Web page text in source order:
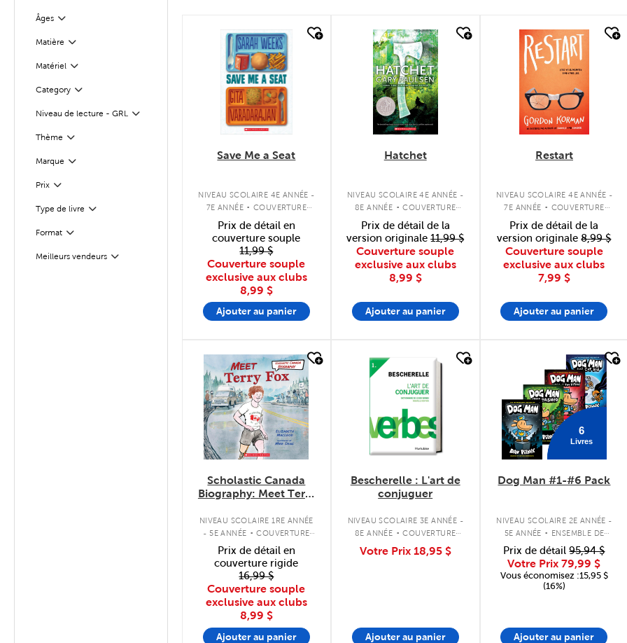
Âges
Filter
Matière
Filter
Matériel
Filter
CategoryFilter
Sélectionnés
Niveau de lecture - GRL
Filter
Thème
Filter
Marque
Filter
PrixFilter
Sélectionnés
Type de livre
Filter
Format
Filter
Meilleurs vendeurs
Filter
quick look
Save Me a Seat
NIVEAU SCOLAIRE 4E ANNÉE -
7E ANNÉE . COUVERTURE
SOUPLE
Prix de détail en
couverture souple
11,99 $
Couverture souple
exclusive aux clubs
8,99 $
Ajouter au panier
quick look
Hatchet
NIVEAU SCOLAIRE 4E ANNÉE -
8E ANNÉE . COUVERTURE
SOUPLE
Prix de détail de la
version originale11,99 $
Couverture souple
exclusive aux clubs
8,99 $
Ajouter au panier
quick look
Restart
NIVEAU SCOLAIRE 4E ANNÉE -
7E ANNÉE . COUVERTURE
SOUPLE
Prix de détail de la
version originale8,99 $
Couverture souple
exclusive aux clubs
7,99 $
Ajouter au panier
quick look
Scholastic Canada
Biography: Meet Terry
NIVEAU SCOLAIRE 1RE ANNÉE
- 5E ANNÉE . COUVERTURE
SOUPLE
Prix de détail en
couverture rigide
16,99 $
Couverture souple
exclusive aux clubs
8,99 $
Ajouter au panier
quick look
Bescherelle : L'art de
conjuguer
NIVEAU SCOLAIRE 3E ANNÉE -
8E ANNÉE . COUVERTURE
RIGIDE
Votre Prix 18,95 $
Ajouter au panier
6
Livres
Dog Man #1-#6 Pack
NIVEAU SCOLAIRE 2E ANNÉE -
5E ANNÉE . ENSEMBLE DE
LIVRES À COUVERTURE RIGIDE
Prix de détail95,94 $
Votre Prix79,99 $
Vous économisez :15,95 $
(16%)
Ajouter au panier